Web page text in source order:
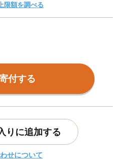
上限額を調べる
付する
りに追加する
せについて